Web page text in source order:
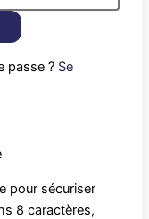
passe ? Se
pour sécuriser
8 caractères,